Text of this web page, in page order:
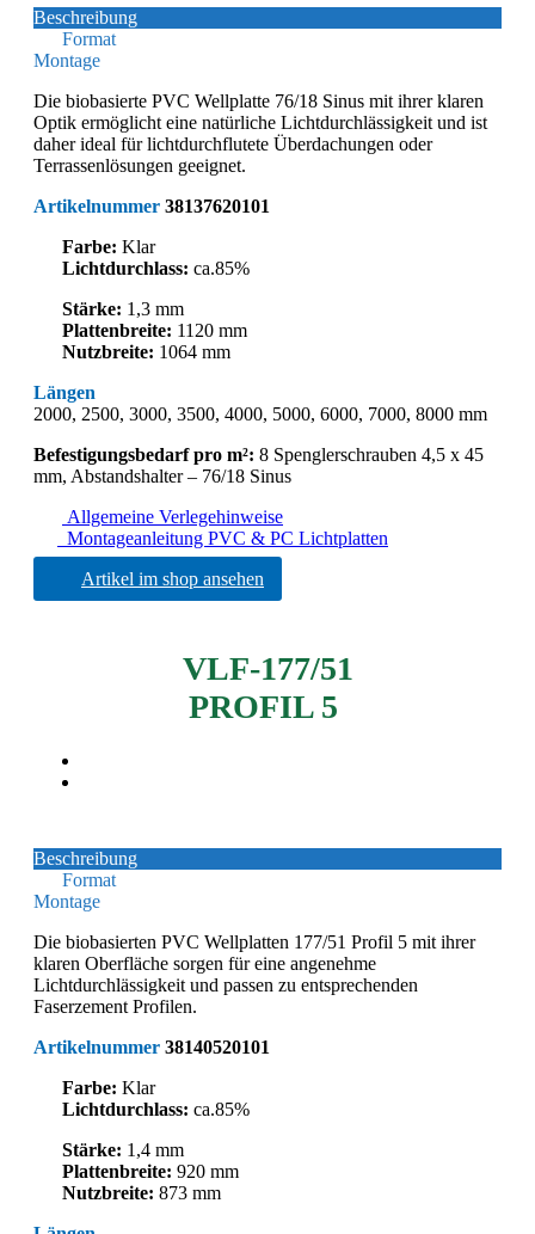
Beschreibung
Format
Montage
Die biobasierte PVC Wellplatte 76/18 Sinus mit ihrer klaren
Optik ermöglicht eine natürliche Lichtdurchlässigkeit und ist
daher ideal für lichtdurchflutete Überdachungen oder
Terrassenlösungen geeignet.
Artikelnummer 38137620101
Farbe: Klar
Lichtdurchlass: ca.85%
Stärke: 1,3 mm
Plattenbreite: 1120 mm
Nutzbreite: 1064 mm
Längen
2000, 2500, 3000, 3500, 4000, 5000, 6000, 7000, 8000 mm
Befestigungsbedarf pro m²: 8 Spenglerschrauben 4,5 x 45
mm, Abstandshalter – 76/18 Sinus
Allgemeine Verlegehinweise
Montageanleitung PVC & PC Lichtplatten
Artikel im shop ansehen
VLF-177/51
PROFIL 5
Beschreibung
Format
Montage
Die biobasierten PVC Wellplatten 177/51 Profil 5 mit ihrer
klaren Oberfläche sorgen für eine angenehme
Lichtdurchlässigkeit und passen zu entsprechenden
Faserzement Profilen.
Artikelnummer 38140520101
Farbe: Klar
Lichtdurchlass: ca.85%
Stärke: 1,4 mm
Plattenbreite: 920 mm
Nutzbreite: 873 mm